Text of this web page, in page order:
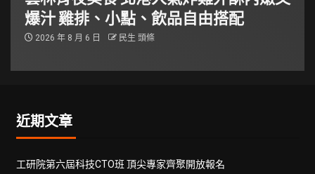
爆汁 雞排、小點、飲品自由搭配
2026 年 8 月 6 日 民生 頭條
近期文章
工研院第六屆科技CTO班 頂尖專家齊聚開放報名